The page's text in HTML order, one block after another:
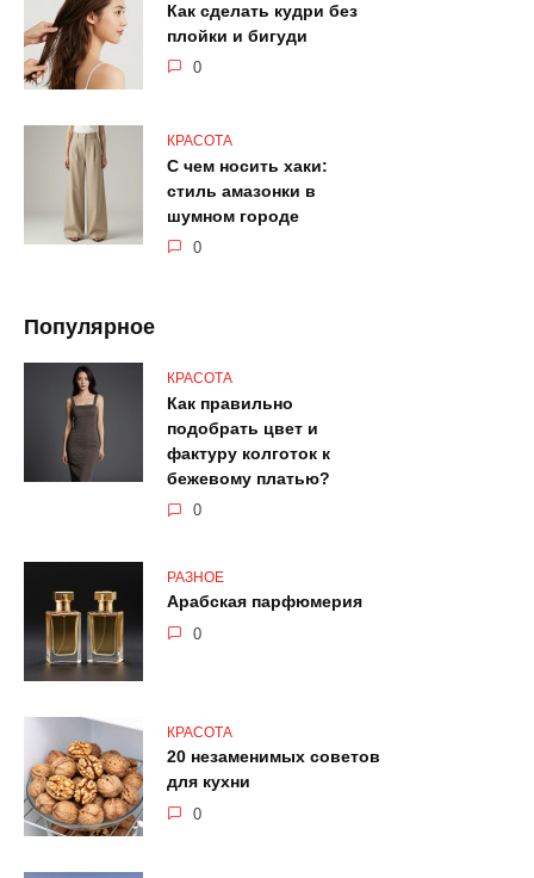
Как сделать кудри без
плойки и бигуди
0
КРАСОТА
С чем носить хаки:
стиль амазонки в
шумном городе
0
Популярное
КРАСОТА
Как правильно
подобрать цвет и
фактуру колготок к
бежевому платью?
0
РАЗНОЕ
Арабская парфюмерия
0
КРАСОТА
20 незаменимых советов
для кухни
0